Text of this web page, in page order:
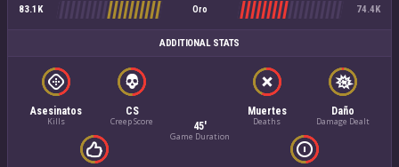
83.1K Oro 74.4K
ADDITIONAL STATS
Asesinatos
Kills
CS
Creep Score 45'
Game Duration
Muertes
Deaths
Daño
Damage Dealt